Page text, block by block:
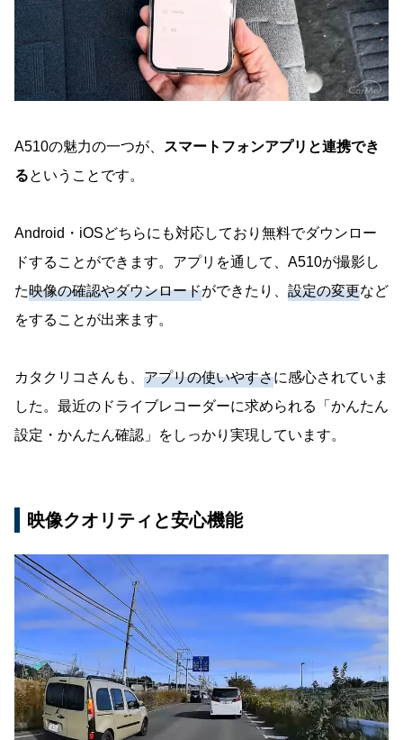
A510の魅力の一つが、
スマートフォンアプリと連携でき
るということです。
Android・iOSどちらにも対応しており無料でダウンロー
ドすることができます。アプリを通して、A510が撮影し
た映像の確認やダウンロードができたり、 設定の変更など
をすることが出来ます。
カタクリコさんも、 アプリの使いやすさに感心されていま
した。最近のドライブレコーダーに求められる「かんたん
設定・かんたん確認」をしっかり実現しています。
映像クオリティと安心機能